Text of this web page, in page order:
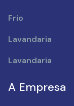
Frio
Lavandaria
Lavandaria
A Empresa